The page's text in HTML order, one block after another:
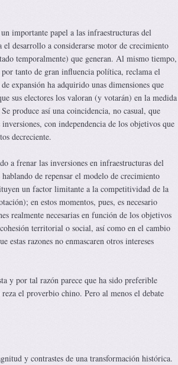
importante papel a las infraestructuras del
el desarrollo a considerarse motor de crecimiento
temporalmente) que generan. Al mismo tiempo,
tanto de gran influencia política, reclama el
expansión ha adquirido unas dimensiones que
sus electores los valoran (y votarán) en la medida
produce así una coincidencia, no casual, que
con independencia de los objetivos que
decreciente.
a frenar las inversiones en infraestructuras del
de repensar el modelo de crecimiento
un factor limitante a la competitividad de la
en estos momentos, pues, es necesario
realmente necesarias en función de los objetivos
territorial o social, así como en el cambio
estas razones no enmascaren otros intereses
y por tal razón parece que ha sido preferible
el proverbio chino. Pero al menos el debate
y contrastes de una transformación histórica.